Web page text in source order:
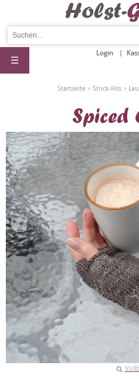
Login
☰
Startseite» Strick-Kits»
Spiced